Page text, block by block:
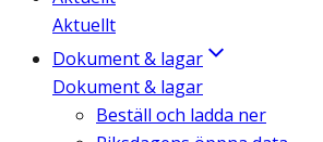
Aktuellt
Dokument & lagar
Dokument & lagar
Beställ och ladda ner